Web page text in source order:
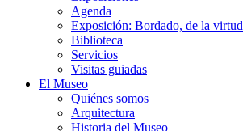
Agenda
Exposición: Bordado, de la virtud
Biblioteca
Servicios
Visitas guiadas
El Museo
Quiénes somos
Arquitectura
Historia del Museo